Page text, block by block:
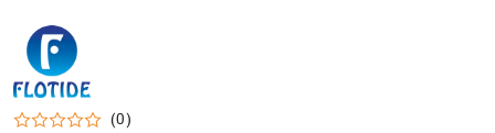
FLOTIDE-
LOGO
(0)